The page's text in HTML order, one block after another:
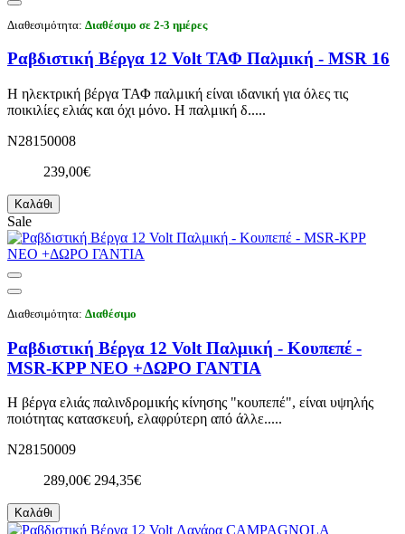
Διαθεσιμότητα: Διαθέσιμο σε 2-3 ημέρες
Ραβδιστική Βέργα 12 Volt ΤΑΦ Παλμική - MSR 16
Η ηλεκτρική βέργα ΤΑΦ παλμική είναι ιδανική για όλες τις
ποικιλίες ελιάς και όχι μόνο. Η παλμική δ.....
N28150008
239,00€
Καλάθι
Sale
Διαθεσιμότητα: Διαθέσιμο
Ραβδιστική Βέργα 12 Volt Παλμική - Κουπεπέ -
MSR-KPP NEO +ΔΩΡΟ ΓΑΝΤΙΑ
Η βέργα ελιάς παλινδρομικής κίνησης "κουπεπέ", είναι υψηλής
ποιότητας κατασκευή, ελαφρύτερη από άλλε.....
N28150009
289,00€ 294,35€
Καλάθι